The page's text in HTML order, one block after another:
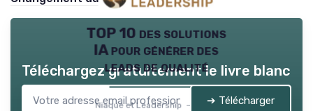
TOP 10 des solutions
IA pour générer des
leads de qualité
Niaque et Leadership — 2026
Téléchargez gratuitement le livre blanc
➔ Télécharger